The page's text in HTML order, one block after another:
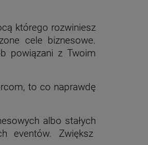
którego rozwiniesz
cele biznesowe.
powiązani z Twoim
to co naprawdę
albo stałych
eventów. Zwiększ